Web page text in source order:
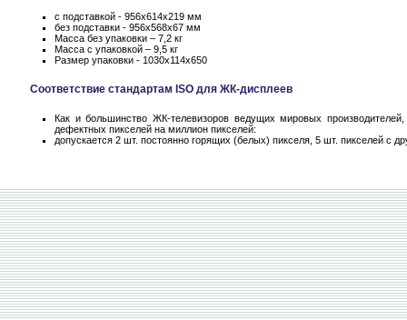
с подставкой - 956x614x219 мм
без подставки - 956x568x67 мм
Масса без упаковки – 7,2 кг
Масса c упаковкой – 9,5 кг
Размер упаковки - 1030x114x650
Соответствие стандартам ISO для ЖК-дисплеев
Как и большинство ЖК-телевизоров ведущих мировых
дефектных пикселей на миллион пикселей:
допускается 2 шт. постоянно горящих (белых) пикселя, 5 шт. пикселей с